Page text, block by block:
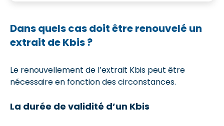
Dans quels cas doit être renouvelé un
extrait de Kbis ?
Le renouvellement de l’extrait Kbis peut être
nécessaire en fonction des circonstances.
La durée de validité d’un Kbis